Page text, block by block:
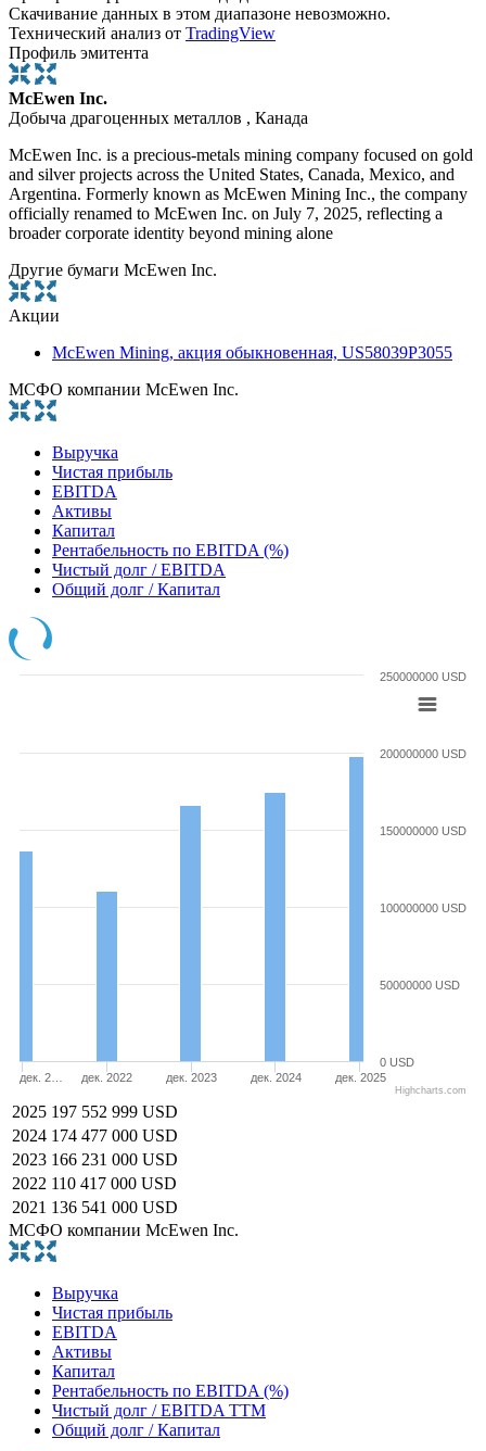
Скачивание данных в этом диапазоне невозможно.
Технический анализ от TradingView
Профиль эмитента
McEwen Inc.
Добыча драгоценных металлов , Канада
McEwen Inc. is a precious-metals mining company focused on gold
and silver projects across the United States, Canada, Mexico, and
Argentina. Formerly known as McEwen Mining Inc., the company
officially renamed to McEwen Inc. on July 7, 2025, reflecting a
broader corporate identity beyond mining alone
Другие бумаги McEwen Inc.
Акции
McEwen Mining, акция обыкновенная, US58039P3055
МСФО компании McEwen Inc.
Выручка
Чистая прибыль
EBITDA
Активы
Капитал
Рентабельность по EBITDA (%)
Чистый долг / EBITDA
Общий долг / Капитал
дек. 2… дек. 2022 дек. 2023 дек. 2024 дек. 2025
0 USD
50000000 USD
100000000 USD
150000000 USD
200000000 USD
250000000 USD
Highcharts.com
2025 197 552 999 USD
2024 174 477 000 USD
2023 166 231 000 USD
2022 110 417 000 USD
2021 136 541 000 USD
МСФО компании McEwen Inc.
Выручка
Чистая прибыль
EBITDA
Активы
Капитал
Рентабельность по EBITDA (%)
Чистый долг / EBITDA TTM
Общий долг / Капитал